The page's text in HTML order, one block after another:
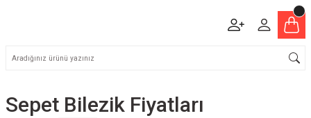
Sepet Bilezik Fiyatları